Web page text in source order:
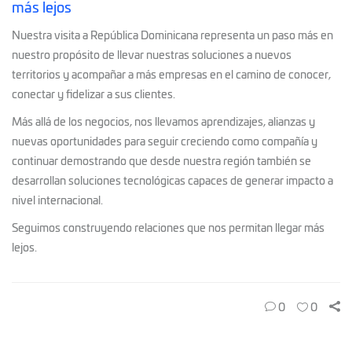
más lejos
Nuestra visita a República Dominicana representa un paso más en
nuestro propósito de llevar nuestras soluciones a nuevos
territorios y acompañar a más empresas en el camino de conocer,
conectar y fidelizar a sus clientes.
Más allá de los negocios, nos llevamos aprendizajes, alianzas y
nuevas oportunidades para seguir creciendo como compañía y
continuar demostrando que desde nuestra región también se
desarrollan soluciones tecnológicas capaces de generar impacto a
nivel internacional.
Seguimos construyendo relaciones que nos permitan llegar más
lejos.
0 0